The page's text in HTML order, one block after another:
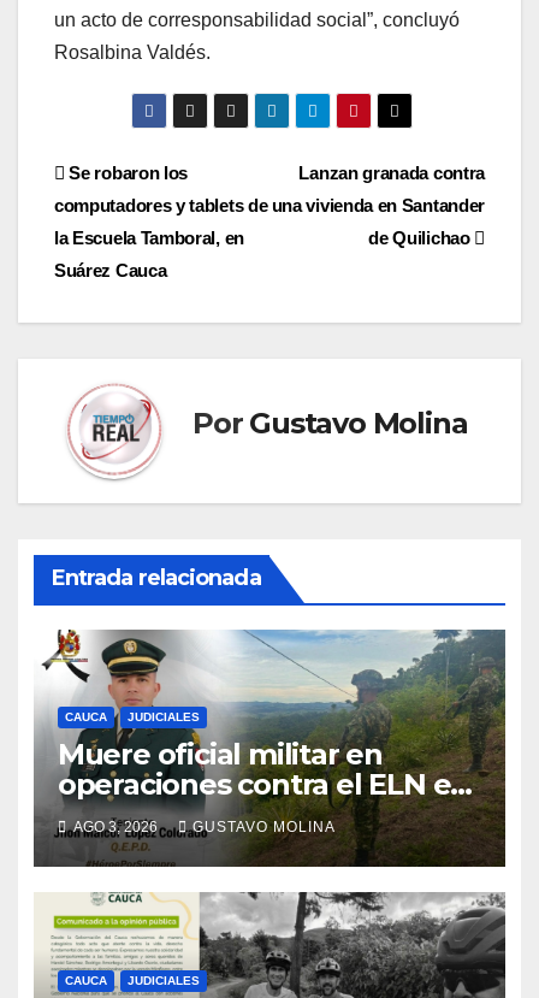
un acto de corresponsabilidad social”, concluyó
Rosalbina Valdés.
Navegación
de
entradas
Lanzan granada contra
una vivienda en Santander
de Quilichao
Se robaron los
computadores y tablets de
la Escuela Tamboral, en
Suárez Cauca
Por Gustavo Molina
Entrada relacionada
CAUCA JUDICIALES
Muere oficial militar en
operaciones contra el ELN en
el sur del Cauca
AGO 3, 2026 GUSTAVO MOLINA
CAUCA JUDICIALES